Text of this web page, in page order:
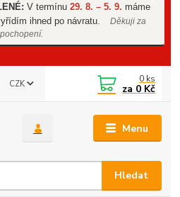
V termínu 29. 8. – 5. 9. máme
ihned po návratu.
Děkuji za
pochopení.
Menu
CZK
Hledat
0 ks
za 0 Kč